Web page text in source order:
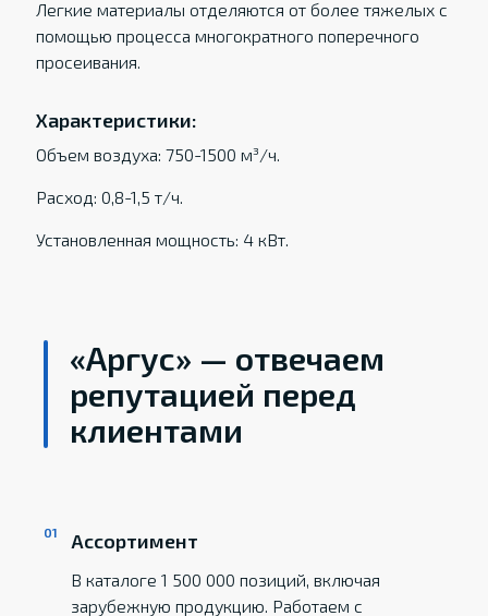
Легкие материалы отделяются от более тяжелых с
помощью процесса многократного поперечного
просеивания.
Характеристики:
Объем воздуха: 750-1500 м³/ч.
Расход: 0,8-1,5 т/ч.
Установленная мощность: 4 кВт.
«Аргус» — отвечаем
репутацией перед
клиентами
Ассортимент
В каталоге 1 500 000 позиций, включая
зарубежную продукцию. Работаем с